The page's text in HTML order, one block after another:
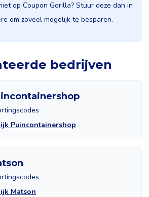
op Coupon Gorilla? Stuur deze dan in
om zoveel mogelijk te besparen.
bedrijven
Puincontainershop
Matson